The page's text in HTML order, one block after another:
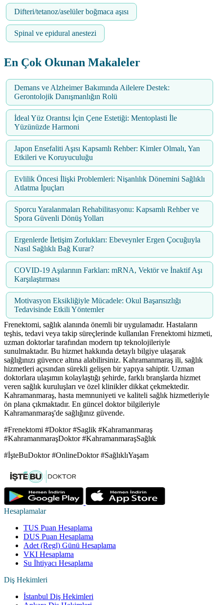
Difteri/tetanoz/aselüler boğmaca aşısı
Spinal ve epidural anestezi
En Çok Okunan Makaleler
Demans ve Alzheimer Bakımında Ailelere Destek:
Gerontolojik Danışmanlığın Rolü
İdeal Yüz Orantısı İçin Çene Estetiği: Mentoplasti İle
Yüzünüzde Harmoni
Japon Ensefaliti Aşısı Kapsamlı Rehber: Kimler Olmalı, Yan
Etkileri ve Koruyuculuğu
Evlilik Öncesi İlişki Problemleri: Nişanlılık Dönemini Sağlıklı
Atlatma İpuçları
Sporcu Yaralanmaları Rehabilitasyonu: Kapsamlı Rehber ve
Spora Güvenli Dönüş Yolları
Ergenlerde İletişim Zorlukları: Ebeveynler Ergen Çocuğuyla
Nasıl Sağlıklı Bağ Kurar?
COVID-19 Aşılarının Farkları: mRNA, Vektör ve İnaktif Aşı
Karşılaştırması
Motivasyon Eksikliğiyle Mücadele: Okul Başarısızlığı
Tedavisinde Etkili Yöntemler
Frenektomi, sağlık alanında önemli bir uygulamadır. Hastaların
teşhis, tedavi veya takip süreçlerinde kullanılan Frenektomi hizmeti,
uzman doktorlar tarafından modern tıp teknolojileriyle
sunulmaktadır. Bu hizmet hakkında detaylı bilgiye ulaşarak
sağlığınızı güvence altına alabilirsiniz. Kahramanmaraş ili, sağlık
hizmetleri açısından sürekli gelişen bir yapıya sahiptir. Uzman
doktorlara ulaşımın kolaylaştığı şehirde, farklı branşlarda hizmet
veren sağlık kuruluşları ve özel klinikler dikkat çekmektedir.
Kahramanmaraş, hasta memnuniyeti ve kaliteli sağlık hizmetleriyle
ön plana çıkmaktadır. En güncel doktor bilgileriyle
Kahramanmaraş'de sağlığınız güvende.
#Frenektomi #Doktor #Saglik #Kahramanmaraş
#KahramanmaraşDoktor #KahramanmaraşSağlık
#İşteBuDoktor #OnlineDoktor #SağlıklıYaşam
Hesaplamalar
TUS Puan Hesaplama
DUS Puan Hesaplama
Adet (Regl) Günü Hesaplama
VKI Hesaplama
Su İhtiyacı Hesaplama
Diş Hekimleri
İstanbul Diş Hekimleri